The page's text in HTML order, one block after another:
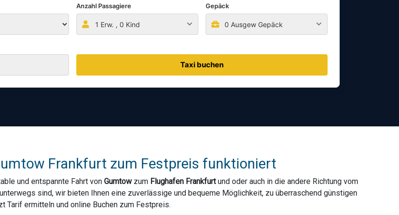
Anzahl Passagiere
1 Erw. , 0 Kind
Gepäck
0 Ausgew Gepäck
Taxi buchen
Frankfurt zum Festpreis funktioniert
und entspannte Fahrt von Gumtowzum Flughafen Frankfurtund oder auch in die andere Richtung vom
sind, wir bieten Ihnen eine zuverlässige und bequeme Möglichkeit, zu überraschend günstigen
Tarif ermitteln und online Buchen zum Festpreis.